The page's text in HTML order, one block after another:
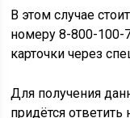
В этом случае
номеру 8-800-100-
карточки через
Для получения
придётся